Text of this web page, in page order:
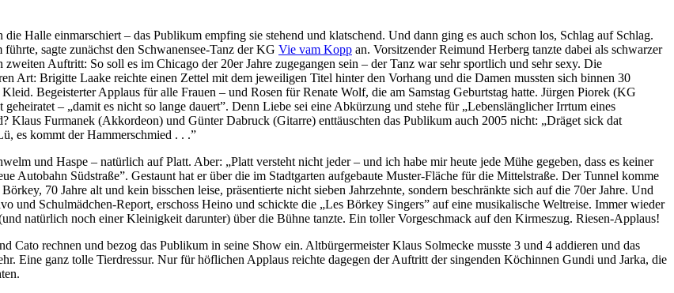
Halle einmarschiert – das Publikum empfing sie stehend und klatschend. Und dann ging es auch schon los, Schlag auf Schlag.
sagte zunächst den Schwanensee-Tanz der KG Vie vam Kopp an. Vorsitzender Reimund Herberg tanzte dabei als schwarzer
Auftritt: So soll es im Chicago der 20er Jahre zugegangen sein – der Tanz war sehr sportlich und sehr sexy. Die
Art: Brigitte Laake reichte einen Zettel mit dem jeweiligen Titel hinter den Vorhang und die Damen mussten sich binnen 30
Begeisterter Applaus für alle Frauen – und Rosen für Renate Wolf, die am Samstag Geburtstag hatte. Jürgen Piorek (KG
– „damit es nicht so lange dauert”. Denn Liebe sei eine Abkürzung und stehe für „Lebenslänglicher Irrtum eines
Klaus Furmanek (Akkordeon) und Günter Dabruck (Gitarre) enttäuschten das Publikum auch 2005 nicht: „Dräget sick dat
es kommt der Hammerschmied . . .”
und Haspe – natürlich auf Platt. Aber: „Platt versteht nicht jeder – und ich habe mir heute jede Mühe gegeben, dass es keiner
Autobahn Südstraße”. Gestaunt hat er über die im Stadtgarten aufgebaute Muster-Fläche für die Mittelstraße. Der Tunnel komme
70 Jahre alt und kein bisschen leise, präsentierte nicht sieben Jahrzehnte, sondern beschränkte sich auf die 70er Jahre. Und
und Schulmädchen-Report, erschoss Heino und schickte die „Les Börkey Singers” auf eine musikalische Weltreise. Immer wieder
natürlich noch einer Kleinigkeit darunter) über die Bühne tanzte. Ein toller Vorgeschmack auf den Kirmeszug. Riesen-Applaus!
rechnen und bezog das Publikum in seine Show ein. Altbürgermeister Klaus Solmecke musste 3 und 4 addieren und das
Eine ganz tolle Tierdressur. Nur für höflichen Applaus reichte dagegen der Auftritt der singenden Köchinnen Gundi und Jarka, die